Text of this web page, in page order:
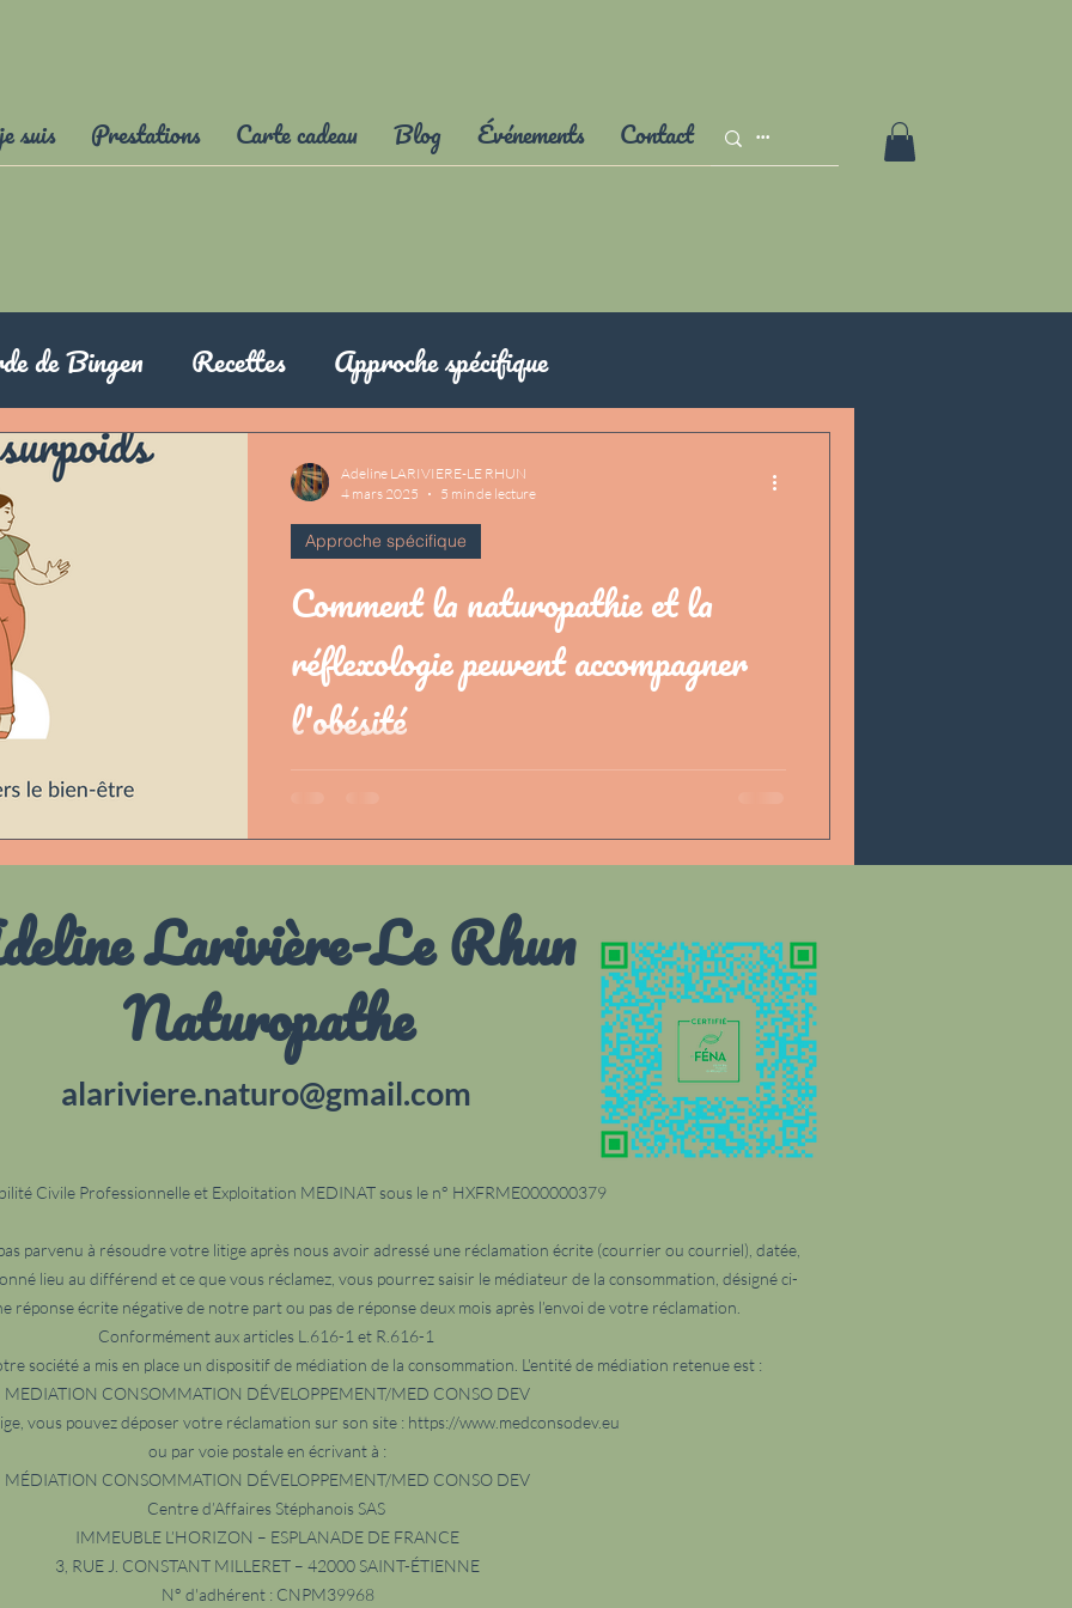
suis Prestations Carte cadeau Blog Événements Contact
de Bingen Recettes Approche spécifique
Comment la naturopathie et la
réflexologie peuvent accompagner
l'obésité
bienveillante
Approche spécifique
Adeline LARIVIERE-LE RHUN
4 mars 2025
5 min de lecture
Larivière-Le Rhun
Naturopathe
alariviere.naturo@gmail.com
Civile Professionnelle et Exploitation MEDINAT sous le n° HXFRME000000379
parvenu à résoudre votre litige après nous avoir adressé une réclamation écrite (courrier ou courriel), datée,
lieu au différend et ce que vous réclamez, vous pourrez saisir le médiateur de la consommation, désigné ci-
réponse écrite négative de notre part ou pas de réponse deux mois après l’envoi de votre réclamation.
Conformément aux articles L.616-1 et R.616-1
société a mis en place un dispositif de médiation de la consommation. L'entité de médiation retenue est :
MEDIATION CONSOMMATION DÉVELOPPEMENT/MED CONSO DEV
vous pouvez déposer votre réclamation sur son site : https://www.medconsodev.eu
ou par voie postale en écrivant à :
MÉDIATION CONSOMMATION DÉVELOPPEMENT/MED CONSO DEV
Centre d’Affaires Stéphanois SAS
IMMEUBLE L’HORIZON – ESPLANADE DE FRANCE
3, RUE J. CONSTANT MILLERET – 42000 SAINT-ÉTIENNE
N° d'adhérent : CNPM39968